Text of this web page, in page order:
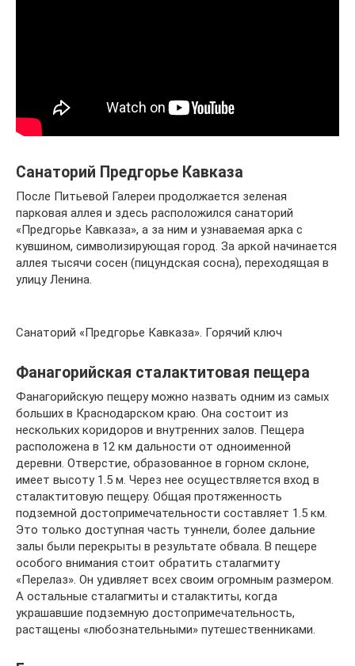
Санаторий Предгорье Кавказа
После Питьевой Галереи продолжается зеленая
парковая аллея и здесь расположился санаторий
«Предгорье Кавказа», а за ним и узнаваемая арка с
кувшином, символизирующая город. За аркой начинается
аллея тысячи сосен (пицундская сосна), переходящая в
улицу Ленина.
Санаторий «Предгорье Кавказа». Горячий ключ
Фанагорийская сталактитовая пещера
Фанагорийскую пещеру можно назвать одним из самых
больших в Краснодарском краю. Она состоит из
нескольких коридоров и внутренних залов. Пещера
расположена в 12 км дальности от одноименной
деревни. Отверстие, образованное в горном склоне,
имеет высоту 1.5 м. Через нее осуществляется вход в
сталактитовую пещеру. Общая протяженность
подземной достопримечательности составляет 1.5 км.
Это только доступная часть туннели, более дальние
залы были перекрыты в результате обвала. В пещере
особого внимания стоит обратить сталагмиту
«Перелаз». Он удивляет всех своим огромным размером.
А остальные сталагмиты и сталактиты, когда
украшавшие подземную достопримечательность,
растащены «любознательными» путешественниками.